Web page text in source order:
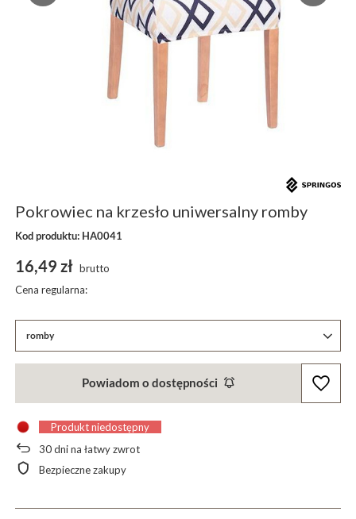
Pokrowiec na krzesło uniwersalny romby
Kod produktu: HA0041
romby
16,49 zł brutto
Cena regularna:
Powiadom o dostępności
Produkt niedostępny
30dni na łatwy zwrot
Bezpieczne zakupy